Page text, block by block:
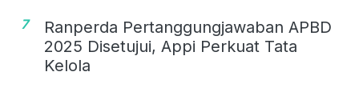
7
Ranperda Pertanggungjawaban APBD
2025 Disetujui, Appi Perkuat Tata
Kelola